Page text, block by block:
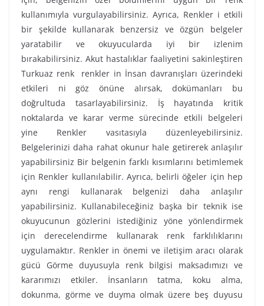
kullanımıyla vurgulayabilirsiniz. Ayrıca, Renkler i etkili
bir şekilde kullanarak benzersiz ve özgün belgeler
yaratabilir ve okuyucularda iyi bir izlenim
bırakabilirsiniz. Akut hastalıklar faaliyetini sakinleştiren
Turkuaz renk renkler in İnsan davranışları üzerindeki
etkileri ni göz önüne alırsak, dokümanları bu
doğrultuda tasarlayabilirsiniz. İş hayatında kritik
noktalarda ve karar verme sürecinde etkili belgeleri
yine Renkler vasıtasıyla düzenleyebilirsiniz.
Belgelerinizi daha rahat okunur hale getirerek anlaşılır
yapabilirsiniz Bir belgenin farklı kısımlarını betimlemek
için Renkler kullanılabilir. Ayrıca, belirli öğeler için hep
aynı rengi kullanarak belgenizi daha anlaşılır
yapabilirsiniz. Kullanabileceğiniz başka bir teknik ise
okuyucunun gözlerini istediğiniz yöne yönlendirmek
için derecelendirme kullanarak renk farklılıklarını
uygulamaktır. Renkler in önemi ve iletişim aracı olarak
gücü Görme duyusuyla renk bilgisi maksadımızı ve
kararımızı etkiler. İnsanların tatma, koku alma,
dokunma, görme ve duyma olmak üzere beş duyusu